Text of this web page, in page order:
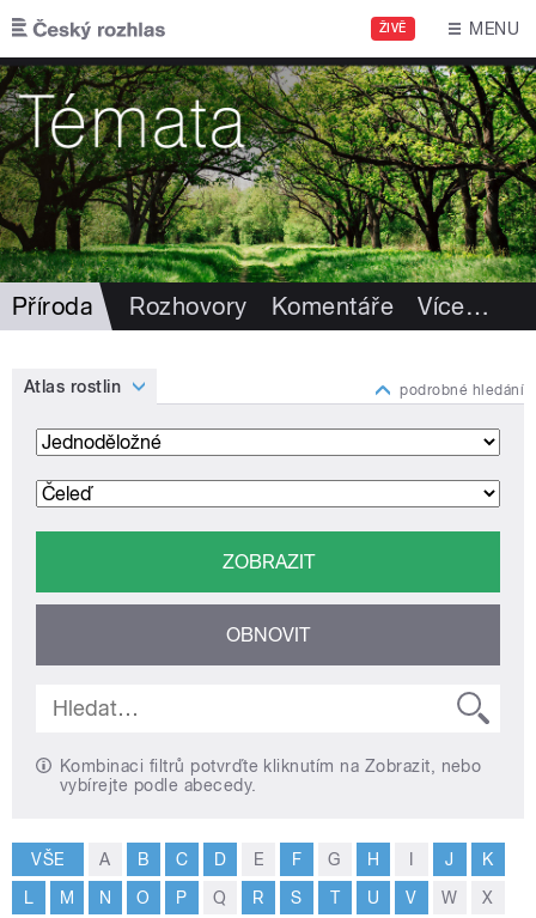
Přejít k hlavnímu obsahu
ŽIVĚ MENU
Příroda Rozhovory Komentáře Více…
Atlas rostlin podrobné hledání
Kombinaci filtrů potvrďte kliknutím na Zobrazit, nebo
vybírejte podle abecedy.
VŠE A B C D E F G H I J
K
L
M N O P Q R S T U V W
X